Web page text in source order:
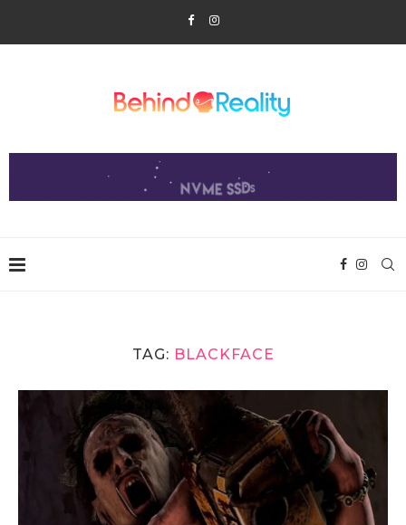
TAG: BLACKFACE